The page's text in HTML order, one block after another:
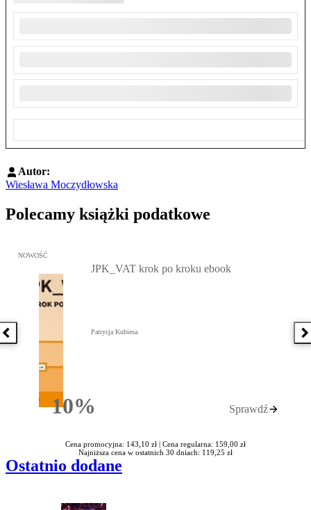
Autor:
Wiesława Moczydłowska
Polecamy książki podatkowe
Poprzednia książka
Przejdź do: JPK_VAT krok po kroku ebook, Patrycja Kubiesa -
NOWOŚĆ
10%Rabatu
JPK_VAT krok po kroku ebook
Patrycja Kubiesa
Sprawdź
Cena promocyjna: 143,10 zł | Cena regularna: 159,00 zł
Najniższa cena w ostatnich 30 dniach: 119,25 zł
Ostatnio dodane